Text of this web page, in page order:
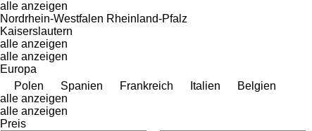
alle anzeigen
Nordrhein-Westfalen Rheinland-Pfalz
Kaiserslautern
alle anzeigen
alle anzeigen
Europa
Polen
Spanien Frankreich Italien
Belgien
alle anzeigen
alle anzeigen
Preis